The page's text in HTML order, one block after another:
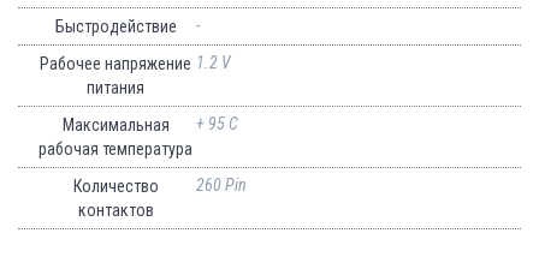
Быстродействие
-
Рабочее напряжение
питания
1.2 V
Максимальная
рабочая температура
+ 95 C
Количество
контактов
260 Pin